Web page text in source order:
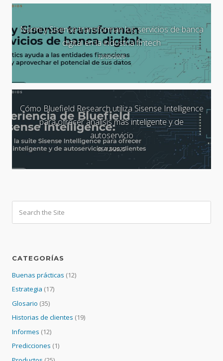
Narmi y Sisense transforman los servicios de banca
digital en la industria fintech
12/05/2026
Cómo Bluefield Research utiliza Sisense Intelligence
para ofrecer análisis más inteligente y de
autoservicio
05/12/2025
CATEGORÍAS
Buenas prácticas (12)
Estrategia (17)
Glosario (35)
Historias de clientes (19)
Informes (12)
Predicciones (1)